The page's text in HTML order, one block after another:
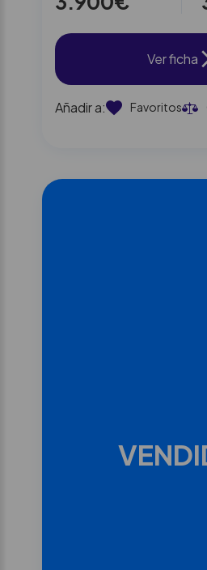
Ver ficha
Añadir a: Favoritos
MOTO GUZZI V7 STONE